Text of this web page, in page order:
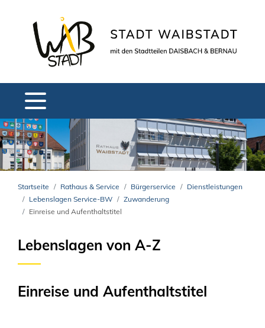
Startseite Rathaus & Service Bürgerservice
Dienstleistungen
Lebenslagen Service-BW
Zuwanderung
Einreise und Aufenthaltstitel
Lebenslagen von A-Z
Einreise und Aufenthaltstitel